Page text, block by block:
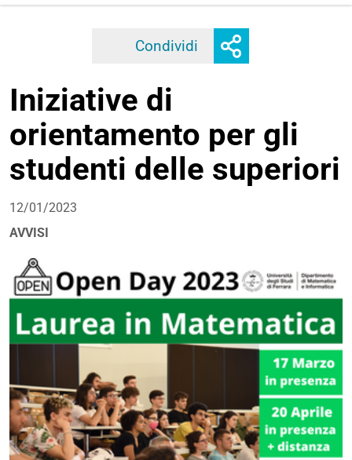
Condividi Facebook
condivisione
Iniziative di
orientamento per gli
studenti delle superiori
12/01/2023
AVVISI